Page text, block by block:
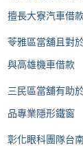
擅長大寮汽車借
苓雅區當舖且對
與高雄機車借款
三民區當舖有助
品專業隱形鐵窗
彰化眼科團隊台